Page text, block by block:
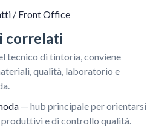
/ Front Office
correlati
tecnico di tintoria, conviene
qualità, laboratorio e
— hub principale per orientarsi
e di controllo qualità.